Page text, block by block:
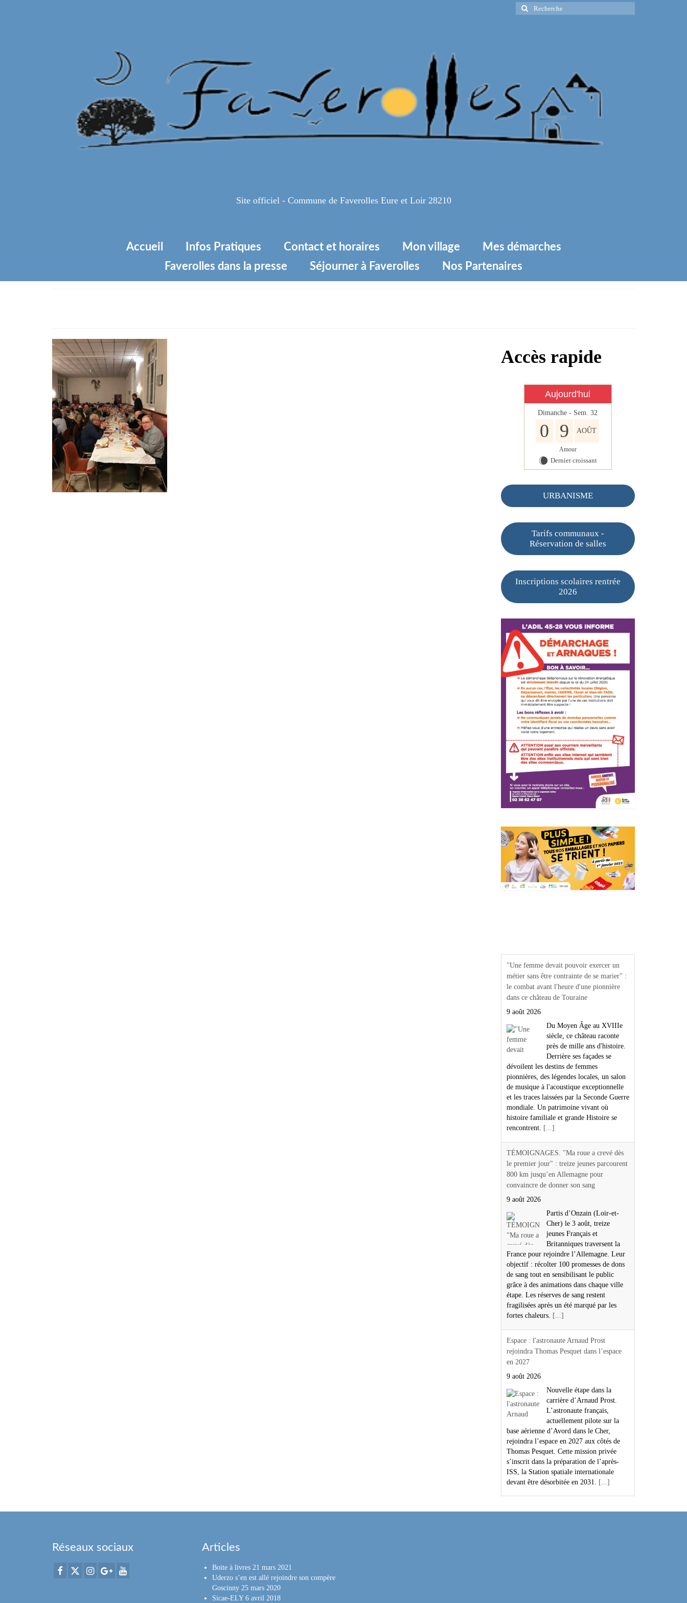
Rechercher
:
Site officiel - Commune de Faverolles Eure et Loir 28210
Accueil Infos Pratiques Contact et horaires Mon village
Mes démarches
Faverolles dans la presse
Séjourner à Faverolles Nos Partenaires
Accès rapide
Aujourd'hui
Dimanche - Sem. 32
0 9 AOÛT
Amour
X Dernier croissant
URBANISME
Tarifs communaux -
Réservation de salles
Inscriptions scolaires rentrée
2026
"Une femme devait pouvoir exercer un
métier sans être contrainte de se marier" :
le combat avant l'heure d'une pionnière
dans ce château de Touraine
9 août 2026
Du Moyen Âge au XVIIIe
siècle, ce château raconte
près de mille ans d'histoire.
Derrière ses façades se
dévoilent les destins de femmes
pionnières, des légendes locales, un salon
de musique à l'acoustique exceptionnelle
et les traces laissées par la Seconde Guerre
mondiale. Un patrimoine vivant où
histoire familiale et grande Histoire se
rencontrent.
[...]
TÉMOIGNAGES. "Ma roue a crevé dès
le premier jour" : treize jeunes parcourent
800 km jusqu’en Allemagne pour
convaincre de donner son sang
9 août 2026
Partis d’Onzain (Loir-et-
Cher) le 3 août, treize
jeunes Français et
Britanniques traversent la
France pour rejoindre l’Allemagne. Leur
objectif : récolter 100 promesses de dons
de sang tout en sensibilisant le public
grâce à des animations dans chaque ville
étape. Les réserves de sang restent
fragilisées après un été marqué par les
fortes chaleurs.
[...]
Espace : l'astronaute Arnaud Prost
rejoindra Thomas Pesquet dans l’espace
en 2027
9 août 2026
Nouvelle étape dans la
carrière d’Arnaud Prost.
L’astronaute français,
actuellement pilote sur la
base aérienne d’Avord dans le Cher,
rejoindra l’espace en 2027 aux côtés de
Thomas Pesquet. Cette mission privée
s’inscrit dans la préparation de l’après-
ISS, la Station spatiale internationale
devant être désorbitée en 2031.
[...]
Réseaux sociaux Articles
Boite à livres 21 mars 2021
Uderzo s’en est allé rejoindre son compère
Goscinny 25 mars 2020
Sicae-ELY 6 avril 2018